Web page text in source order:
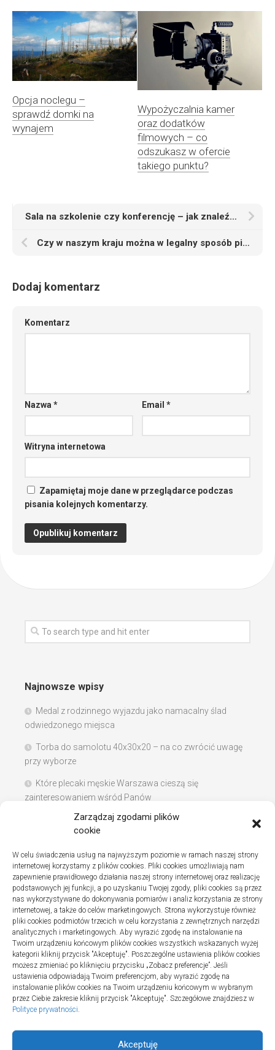
Zarządzaj zgodami plików
cookie
W celu świadczenia usług na najwyższym poziomie w ramach naszej strony
internetowej korzystamy z plików cookies. Pliki cookies umożliwiają nam
zapewnienie prawidłowego działania naszej strony internetowej oraz realizację
podstawowych jej funkcji, a po uzyskaniu Twojej zgody, pliki cookies są przez
nas wykorzystywane do dokonywania pomiarów i analiz korzystania ze strony
internetowej, a także do celów marketingowych. Strona wykorzystuje również
pliki cookies podmiotów trzecich w celu korzystania z zewnętrznych narzędzi
analitycznych i marketingowych. Aby wyrazić zgodę na instalowanie na
Twoim urządzeniu końcowym plików cookies wszystkich wskazanych wyżej
kategorii kliknij przycisk "Akceptuję". Poszczególne ustawienia plików cookies
możesz zmieniać po kliknięciu przycisku „Zobacz preferencje”. Jeśli
ustawienia odpowiadają Twoim preferencjom, aby wyrazić zgodę na
instalowanie plików cookies na Twoim urządzeniu końcowym w wybranym
przez Ciebie zakresie kliknij przycisk "Akceptuję". Szczegółowe znajdziesz w
Polityce prywatności.
Akceptuję
Opcja noclegu –
sprawdź domki na
wynajem
Wypożyczalnia kamer
oraz dodatków
filmowych – co
odszukasz w ofercie
takiego punktu?
Sala na szkolenie czy konferencję – jak znaleźć dobrą
Czy w naszym kraju można w legalny sposób pilotować samoloty
Dodaj komentarz
Komentarz
Nazwa * Email*
Witryna internetowa
Zapamiętaj moje dane w przeglądarce podczas
pisania kolejnych komentarzy.
Najnowsze wpisy
Medal z rodzinnego wyjazdu jako namacalny ślad
odwiedzonego miejsca
Torba do samolotu 40x30x20 – na co zwrócić uwagę
przy wyborze
Które plecaki męskie Warszawa cieszą się
zainteresowaniem wśród Panów
Instalacje sanitarne w szpitalach – jak wybrać dobrą
Na co zwracać uwagę podczas szukania noclegów
nad Bałtykiem
Najnowsze komentarze
GosiaoFizjoterapia – jak ekspresowo przywrócić
sprawność po urazie?